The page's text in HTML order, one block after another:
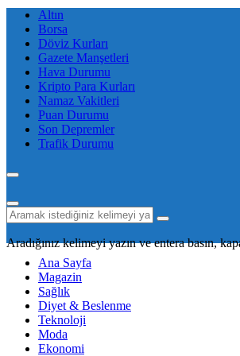
Altın
Borsa
Döviz Kurları
Gazete Manşetleri
Hava Durumu
Kripto Para Kurları
Namaz Vakitleri
Puan Durumu
Son Depremler
Trafik Durumu
Aradığınız kelimeyi yazın ve entera basın,
Ana Sayfa
Magazin
Sağlık
Diyet & Beslenme
Teknoloji
Moda
Ekonomi